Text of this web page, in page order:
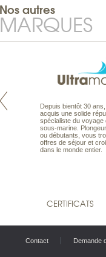
Nos autres
MARQUES
Depuis bientôt 30
acquis une solide
spécialiste du voyage
sous-marine.
ou débutants, vous
offres de séjour et
dans le monde entier.
CERTIFICATS
Contact Demande